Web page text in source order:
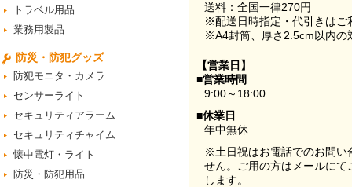
トラベル用品
業務用製品
防災・防犯グッズ
防犯モニタ・カメラ
センサーライト
セキュリティアラーム
セキュリティチャイム
懐中電灯・ライト
防災・防犯用品
送料：全国一律270円
※配送日時指定・代引きはご
※A4封筒、厚さ2.5cm以内の
【営業日】
■営業時間
9:00～18:00
■休業日
年中無休
※土日祝はお電話でのお問い
せん。ご用の方はメールに
します。